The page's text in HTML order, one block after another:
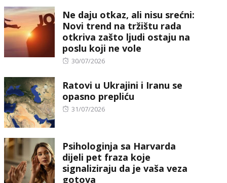
Ne daju otkaz, ali nisu srećni:
Novi trend na tržištu rada
otkriva zašto ljudi ostaju na
poslu koji ne vole
Posted
30/07/2026
Ratovi u Ukrajini i Iranu se
opasno prepliću
Posted
31/07/2026
Psihologinja sa Harvarda
dijeli pet fraza koje
signaliziraju da je vaša veza
gotova